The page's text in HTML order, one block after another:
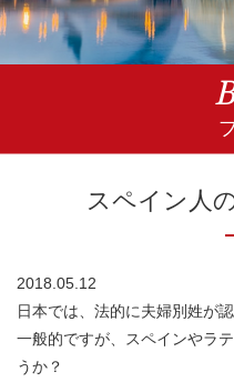
スペイン人
2018.05.12
日本では、法的に夫婦別姓が
一般的ですが、スペインやラ
うか？